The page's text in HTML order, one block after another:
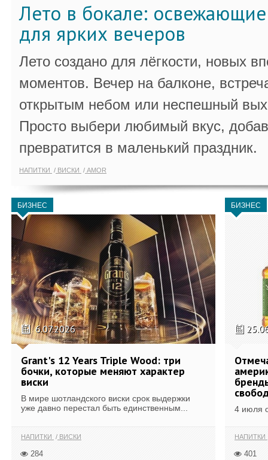
Лето в бокале:
для ярких вечеров
Лето создано для лёгкости, новых
моментов. Вечер на балконе,
открытым небом или неспешный
Просто выбери любимый вкус,
превратится в маленький праздник.
НАПИТКИ ВИСКИ AMOR
БИЗНЕС
6.07.2026
Grant's 12 Years Triple Wood: три
бочки, которые меняют характер
виски
В мире шотландского виски срок выдержки
уже давно перестал быть единственным...
НАПИТКИ ВИСКИ
284
БИЗНЕС
4 июля
НАПИТКИ
401